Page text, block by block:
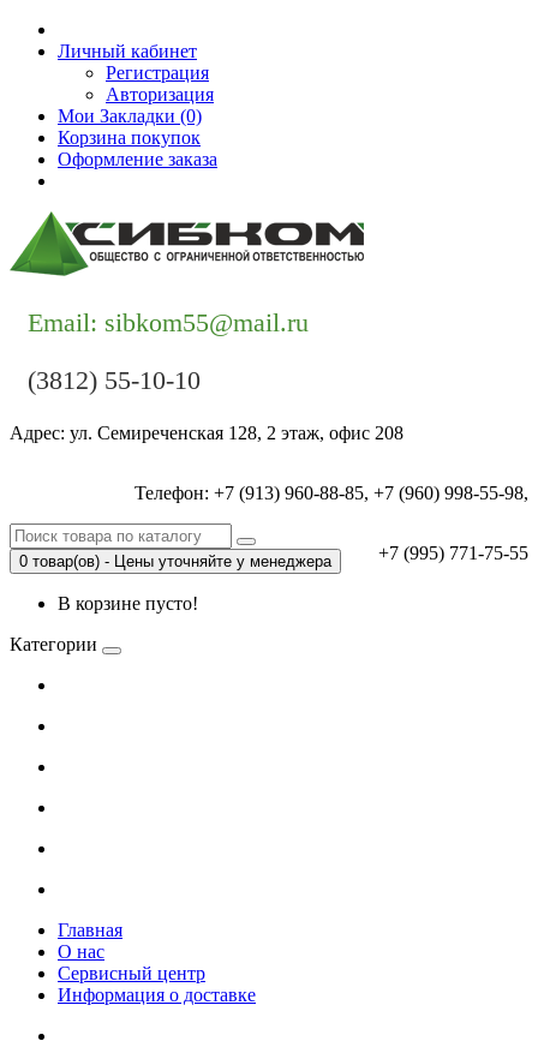
Личный кабинет
Регистрация
Авторизация
Мои Закладки (0)
Корзина покупок
Оформление заказа
Email: sibkom55@mail.ru
(3812) 55-10-10
Адрес: ул. Семиреченская 128, 2 этаж, офис 208
Телефон: +7 (913) 960-88-85, +7 (960) 998-55-98,
+7 (995) 771-75-55
0 товар(ов) - Цены уточняйте у менеджера
В корзине пусто!
Категории
Главная
О нас
Сервисный центр
Информация о доставке